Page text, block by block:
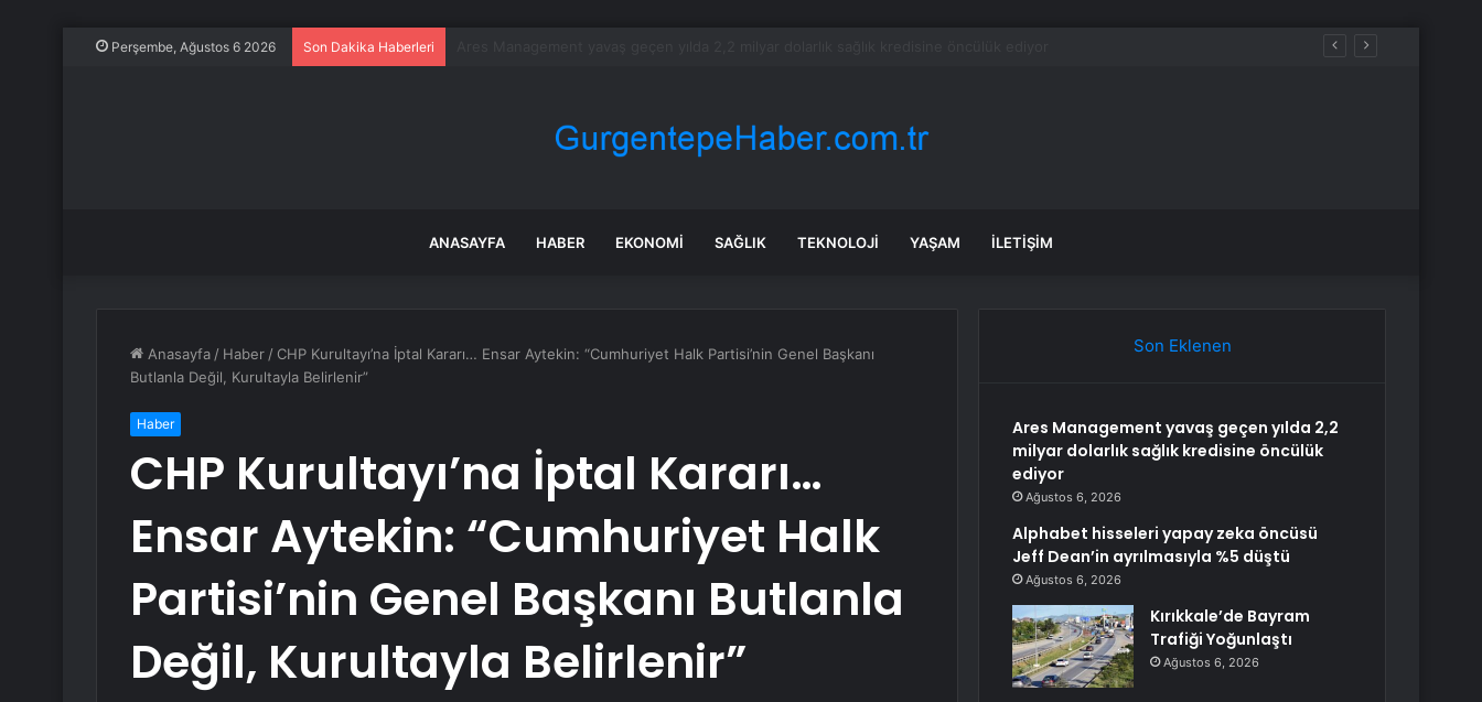
Perşembe, Ağustos 6 2026 Son Dakika Haberleri
ANASAYFA HABER EKONOMI SAĞLIK TEKNOLOJI YAŞAM İLETIŞIM
Anasayfa / Haber / CHP Kurultayı’na İptal Kararı… Ensar Aytekin: “Cumhuriyet Halk Partisi’nin Genel Başkanı
Butlanla Değil, Kurultayla Belirlenir”
Haber
CHP Kurultayı’na İptal Kararı…
Ensar Aytekin: “Cumhuriyet Halk
Partisi’nin Genel Başkanı Butlanla
Değil, Kurultayla Belirlenir”
Son Eklenen
Ares Management yavaş geçen yılda 2,2
milyar dolarlık sağlık kredisine öncülük
ediyor
Ağustos 6, 2026
Alphabet hisseleri yapay zeka öncüsü
Jeff Dean’in ayrılmasıyla %5 düştü
Ağustos 6, 2026
Kırıkkale’de Bayram
Trafiği Yoğunlaştı
Ağustos 6, 2026